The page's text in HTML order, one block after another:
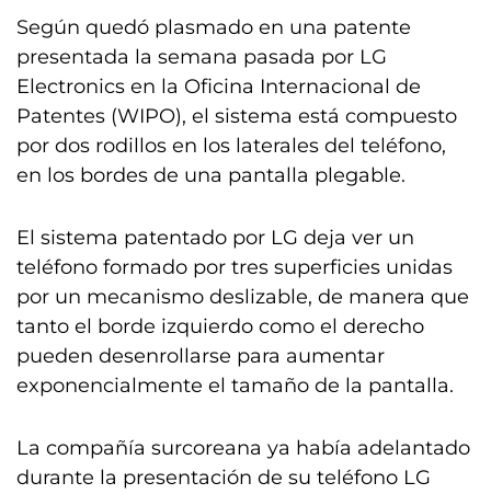
Según quedó plasmado en una patente
presentada la semana pasada por LG
Electronics en la Oficina Internacional de
Patentes (WIPO), el sistema está compuesto
por dos rodillos en los laterales del teléfono,
en los bordes de una pantalla plegable.
El sistema patentado por LG deja ver un
teléfono formado por tres superficies unidas
por un mecanismo deslizable, de manera que
tanto el borde izquierdo como el derecho
pueden desenrollarse para aumentar
exponencialmente el tamaño de la pantalla.
La compañía surcoreana ya había adelantado
durante la presentación de su teléfono LG